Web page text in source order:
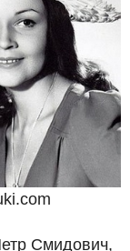
Смидович,